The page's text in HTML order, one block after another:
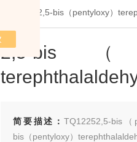
> 瓶2,5-bis（pentyloxy）
2,5-bis（
简要描述：TQ12252,5-bis（
bis（pentyloxy）